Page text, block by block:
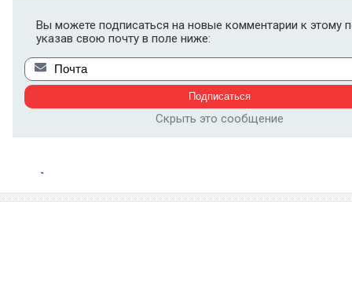
Вы можете подписаться на новые комментарии к этому
указав свою почту в поле ниже:
Скрыть это сообщение